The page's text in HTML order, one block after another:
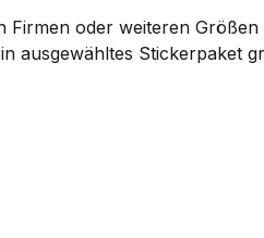
oder weiteren
ausgewähltes Stickerpaket